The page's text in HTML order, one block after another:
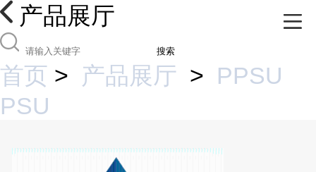
产品展厅
搜索
首页 > 产品展厅 > PPSU
PSU